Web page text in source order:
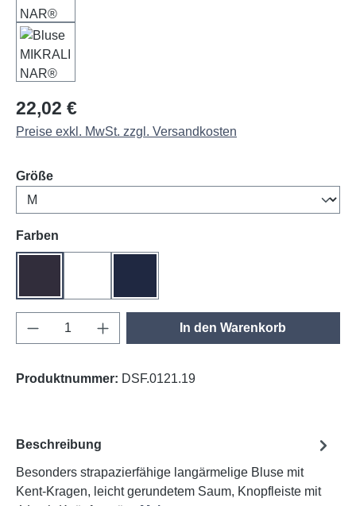
Regulärer Preis:
22,02 €
Preise exkl. MwSt. zzgl. Versandkosten
Größeauswählen
Farben
Produkt Anzahl: Gib den gewünschten
In den Warenkorb
Produktnummer: DSF.0121.19
Beschreibung
Besonders strapazierfähige langärmelige Bluse mit
Kent-Kragen, leicht gerundetem Saum, Knopfleiste mit